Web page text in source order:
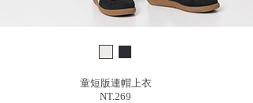
童短版連帽上衣
NT.269